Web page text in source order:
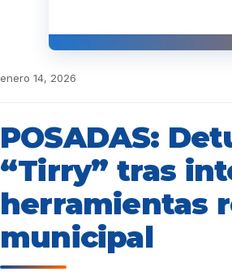
enero 14, 2026
POSADAS:
“Tirry” tras
herramientas
municipal